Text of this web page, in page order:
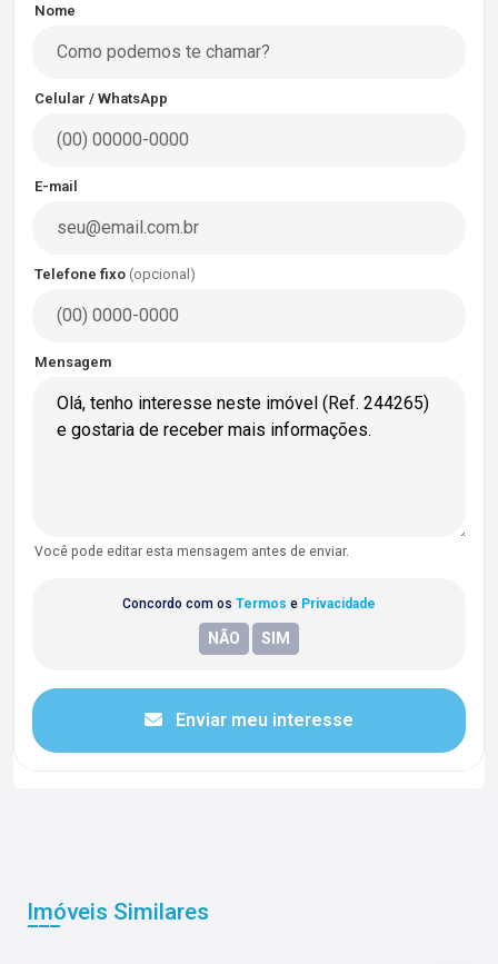
Nome
Celular / WhatsApp
E-mail
Telefone fixo (opcional)
Mensagem
Você pode editar esta mensagem antes de enviar.
Concordo com os Termos e Privacidade
Enviar meu interesse
Imóveis Similares